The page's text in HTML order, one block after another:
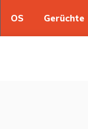
OS Gerüchte